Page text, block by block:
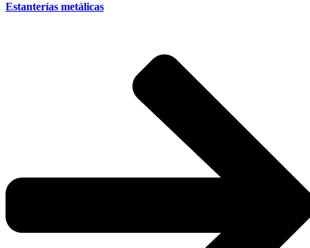
Estanterías metálicas